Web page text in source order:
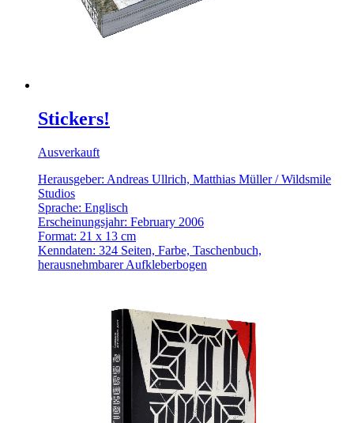
Stickers!
Ausverkauft
Herausgeber: Andreas Ullrich, Matthias Müller / Wildsmile
Studios
Sprache: Englisch
Erscheinungsjahr: February 2006
Format: 21 x 13 cm
Kenndaten: 324 Seiten, Farbe, Taschenbuch,
herausnehmbarer Aufkleberbogen